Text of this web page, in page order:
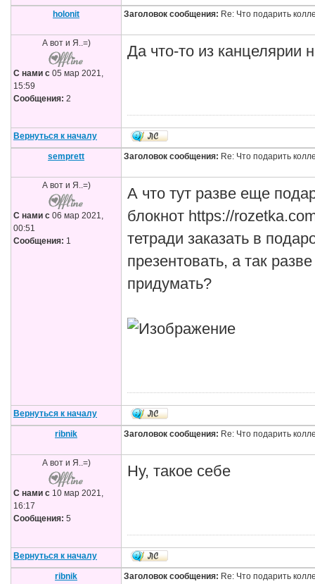
holonit Заголовок сообщения: Re: Что подарить
А вот и Я..=)
С нами с 05 мар 2021,
15:59
Сообщения: 2
Да что-то из канцелярии
Вернуться к началу
semprett Заголовок сообщения: Re: Что подарить
А вот и Я..=)
С нами с 06 мар 2021,
00:51
Сообщения: 1
А что тут разве еще
блокнот https://
тетради заказать в
презентовать, а так
придумать?
Вернуться к началу
ribnik Заголовок сообщения: Re: Что подарить
А вот и Я..=)
С нами с 10 мар 2021,
16:17
Сообщения: 5
Ну, такое себе
Вернуться к началу
ribnik Заголовок сообщения: Re: Что подарить